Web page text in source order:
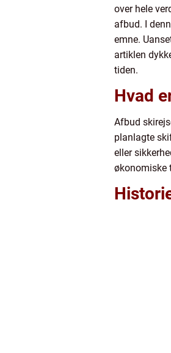
over hele
afbud. I
emne.
artiklen
tiden.
Hvad
Afbud
planlagte
eller
økonomiske